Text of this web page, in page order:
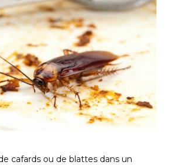
cafards ou de blattes dans un